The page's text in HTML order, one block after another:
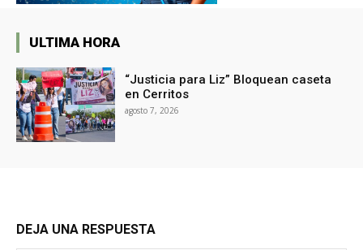
ULTIMA HORA
“Justicia para Liz” Bloquean caseta
en Cerritos
agosto 7, 2026
DEJA UNA RESPUESTA